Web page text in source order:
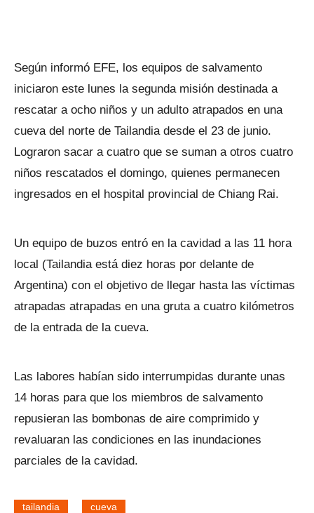
Según informó EFE, los equipos de salvamento
iniciaron este lunes la segunda misión destinada a
rescatar a ocho niños y un adulto atrapados en una
cueva del norte de Tailandia desde el 23 de junio.
Lograron sacar a cuatro que se suman a otros cuatro
niños rescatados el domingo, quienes permanecen
ingresados en el hospital provincial de Chiang Rai.
Un equipo de buzos entró en la cavidad a las 11 hora
local (Tailandia está diez horas por delante de
Argentina) con el objetivo de llegar hasta las víctimas
atrapadas atrapadas en una gruta a cuatro kilómetros
de la entrada de la cueva.
Las labores habían sido interrumpidas durante unas
14 horas para que los miembros de salvamento
repusieran las bombonas de aire comprimido y
revaluaran las condiciones en las inundaciones
parciales de la cavidad.
tailandia cueva